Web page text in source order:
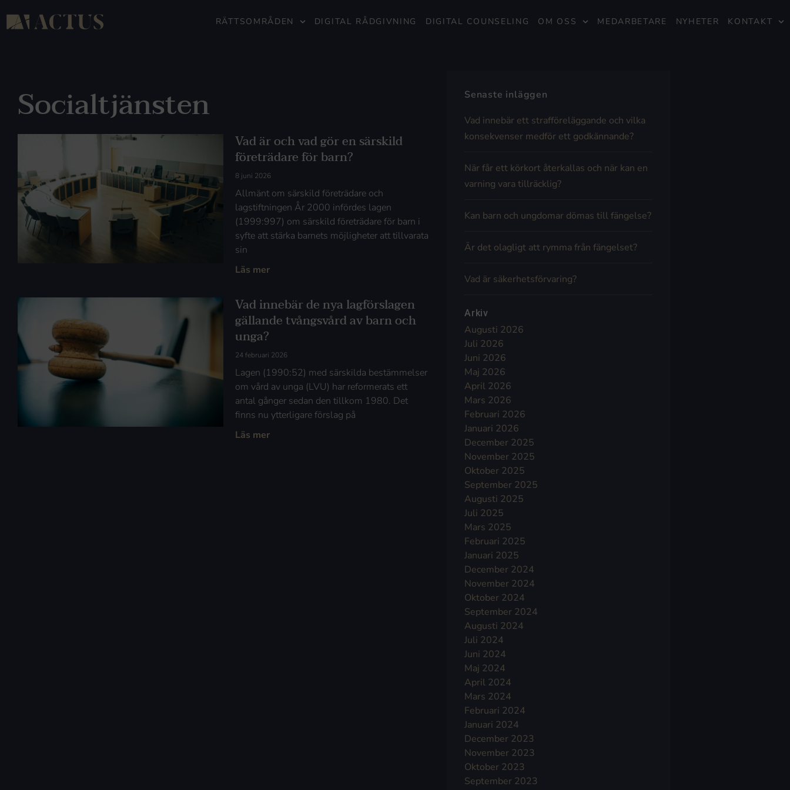
RÄTTSOMRÅDEN DIGITAL RÅDGIVNING DIGITAL COUNSELING OM OSS MEDARBETARE NYHETER KONTAKT
Socialtjänsten
Vad är och vad gör en särskild
företrädare för barn?
8 juni 2026
Allmänt om särskild företrädare och
lagstiftningen År 2000 infördes lagen
(1999:997) om särskild företrädare för barn i
syfte att stärka barnets möjligheter att tillvarata
sin
Läs mer
Vad innebär de nya lagförslagen
gällande tvångsvård av barn och
unga?
24 februari 2026
Lagen (1990:52) med särskilda bestämmelser
om vård av unga (LVU) har reformerats ett
antal gånger sedan den tillkom 1980. Det
finns nu ytterligare förslag på
Läs mer
Senaste inläggen
Vad innebär ett strafföreläggande och vilka
konsekvenser medför ett godkännande?
När får ett körkort återkallas och när kan en
varning vara tillräcklig?
Kan barn och ungdomar dömas till fängelse?
Är det olagligt att rymma från fängelset?
Vad är säkerhetsförvaring?
Arkiv
Augusti 2026
Juli 2026
Juni 2026
Maj 2026
April 2026
Mars 2026
Februari 2026
Januari 2026
December 2025
November 2025
Oktober 2025
September 2025
Augusti 2025
Juli 2025
Mars 2025
Februari 2025
Januari 2025
December 2024
November 2024
Oktober 2024
September 2024
Augusti 2024
Juli 2024
Juni 2024
Maj 2024
April 2024
Mars 2024
Februari 2024
Januari 2024
December 2023
November 2023
Oktober 2023
September 2023